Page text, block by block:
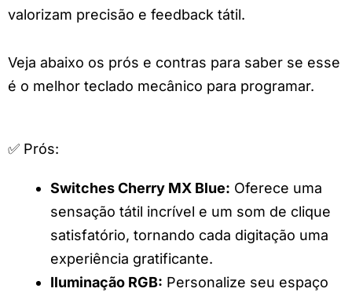
valorizam precisão e feedback tátil.
Veja abaixo os prós e contras para saber se esse
é o melhor teclado mecânico para programar.
✅ Prós:
Switches Cherry MX Blue: Oferece uma
sensação tátil incrível e um som de clique
satisfatório, tornando cada digitação uma
experiência gratificante.
Iluminação RGB: Personalize seu espaço